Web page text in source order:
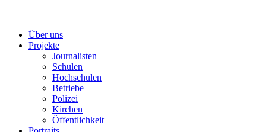
Über uns
Projekte
Journalisten
Schulen
Hochschulen
Betriebe
Polizei
Kirchen
Öffentlichkeit